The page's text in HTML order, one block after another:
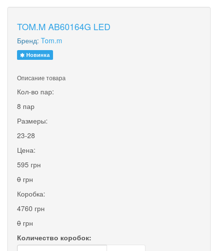
TOM.M AB60164G LED
Бренд: Tom.m
Новинка
Описание товара
Кол-во пар:
8 пар
Размеры:
23-28
Цена:
595 грн
0 грн
Коробка:
4760 грн
0 грн
Количество коробок: